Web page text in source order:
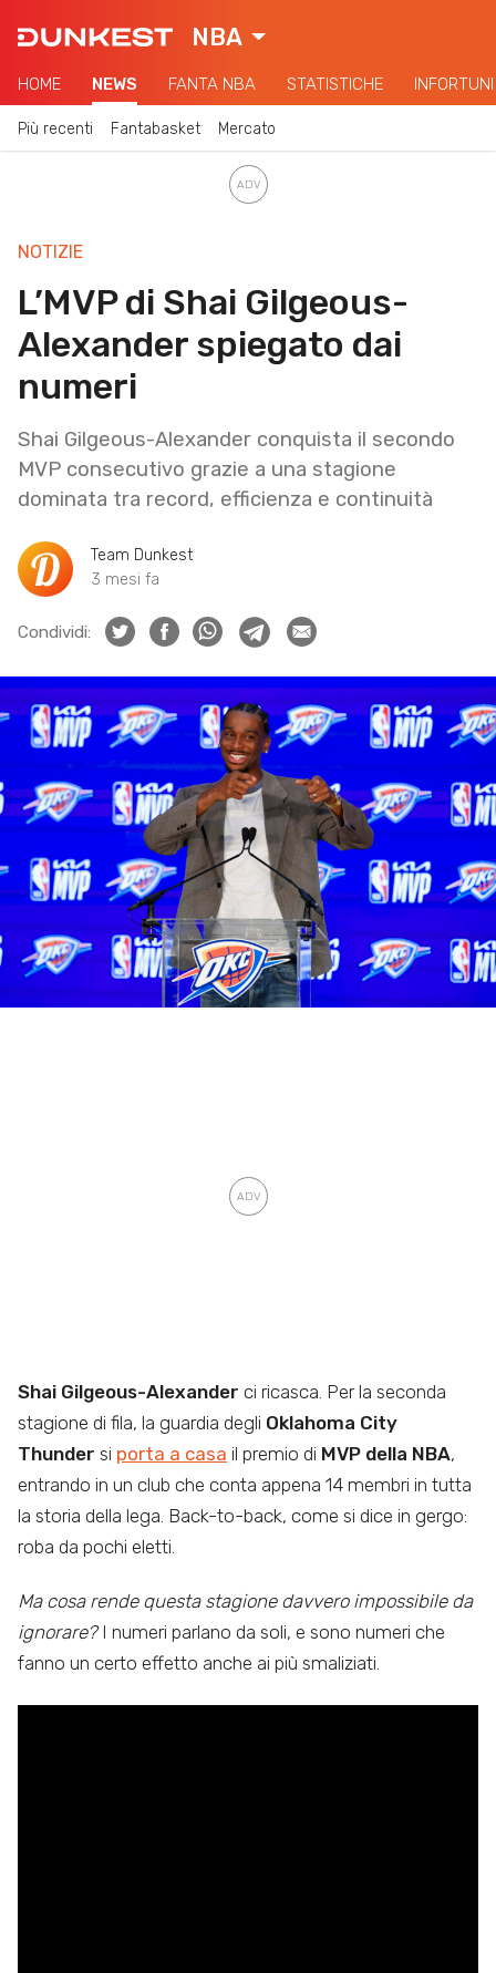
NBA
HOME NEWS FANTA NBA STATISTICHE INFORTUNI
Più recenti Fantabasket Mercato
NOTIZIE
L’MVP di Shai Gilgeous-
Alexander spiegato dai
numeri
Shai Gilgeous-Alexander conquista il secondo
MVP consecutivo grazie a una stagione
dominata tra record, efficienza e continuità
Team Dunkest
3 mesi fa
Condividi:
Shai Gilgeous-Alexander ci ricasca. Per la seconda
stagione di fila, la guardia degli Oklahoma City
Thunder si porta a casa il premio di MVP della NBA,
entrando in un club che conta appena 14 membri in tutta
la storia della lega. Back-to-back, come si dice in gergo:
roba da pochi eletti.
Ma cosa rende questa stagione davvero impossibile da
ignorare?I numeri parlano da soli, e sono numeri che
fanno un certo effetto anche ai più smaliziati.